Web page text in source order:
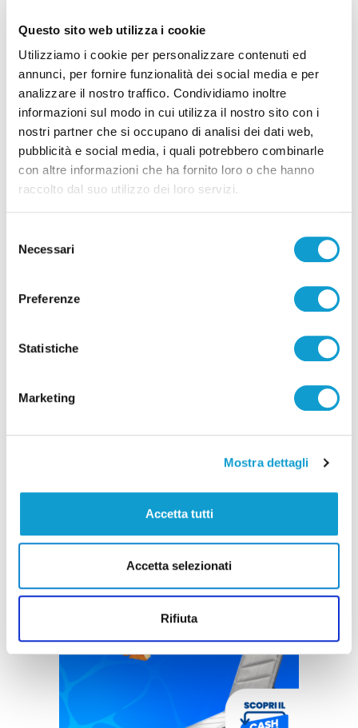
Questo sito web utilizza i cookie
Utilizziamo i cookie per personalizzare contenuti ed
annunci, per fornire funzionalità dei social media e per
analizzare il nostro traffico. Condividiamo inoltre
informazioni sul modo in cui utilizza il nostro sito con i
nostri partner che si occupano di analisi dei dati web,
pubblicità e social media, i quali potrebbero combinarle
con altre informazioni che ha fornito loro o che hanno
raccolto dal suo utilizzo dei loro servizi.
delNecessari
Preferenze
Statistiche
Marketing
Mostra dettagli
Accetta tutti
Accetta selezionati
Rifiuta
Samb-Lanciano 4-0, entrano Sgarbi e Perrotta
e cambia tutto, doppietta di Faggioli
di Pier Paolo Flammini